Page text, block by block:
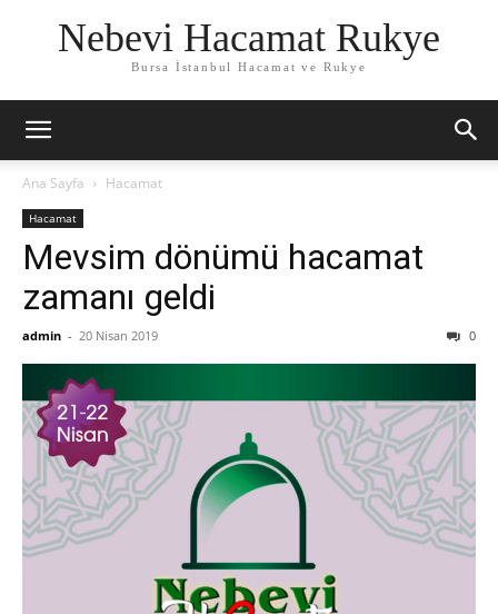
Nebevi Hacamat Rukye
Bursa İstanbul Hacamat ve Rukye
Ana Sayfa Hacamat
Hacamat
Mevsim dönümü hacamat
zamanı geldi
admin - 20 Nisan 2019 0